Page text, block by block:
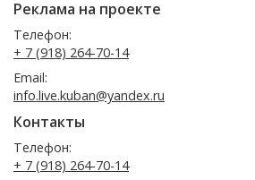
Реклама на проекте
Телефон:
+ 7 (918) 264-70-14
Email:
info.live.kuban@yandex.ru
Контакты
Телефон:
+ 7 (918) 264-70-14